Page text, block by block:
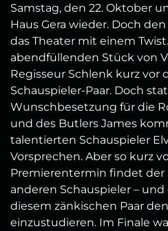
Samstag, den 22. Oktober
Haus Gera wieder. Doch
das Theater mit einem
abendfüllenden Stück von
Regisseur Schlenk kurz vor
Schauspieler-Paar. Doch
Wunschbesetzung für die
und des Butlers James
talentierten Schauspieler
Vorsprechen. Aber so kurz
Premierentermin findet der
anderen Schauspieler –
diesem zänkischen Paar
einzustudieren. Im Finale